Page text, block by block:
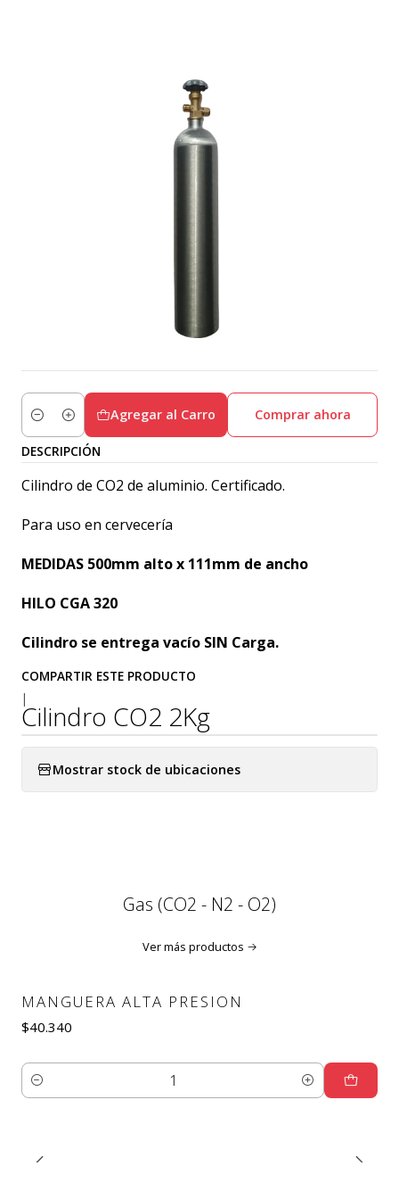
Cantidad
Agregar al Carro Comprar ahora
DESCRIPCIÓN
Cilindro de CO2 de aluminio. Certificado.
Para uso en cervecería
MEDIDAS 500mm alto x 111mm de ancho
HILO CGA 320
Cilindro se entrega vacío SIN Carga.
COMPARTIR ESTE PRODUCTO
|
Cilindro CO2 2Kg
Mostrar stock de ubicaciones
Gas (CO2 - N2 - O2)
Ver más productos
MANGUERA ALTA PRESION
$40.340
Cantidad